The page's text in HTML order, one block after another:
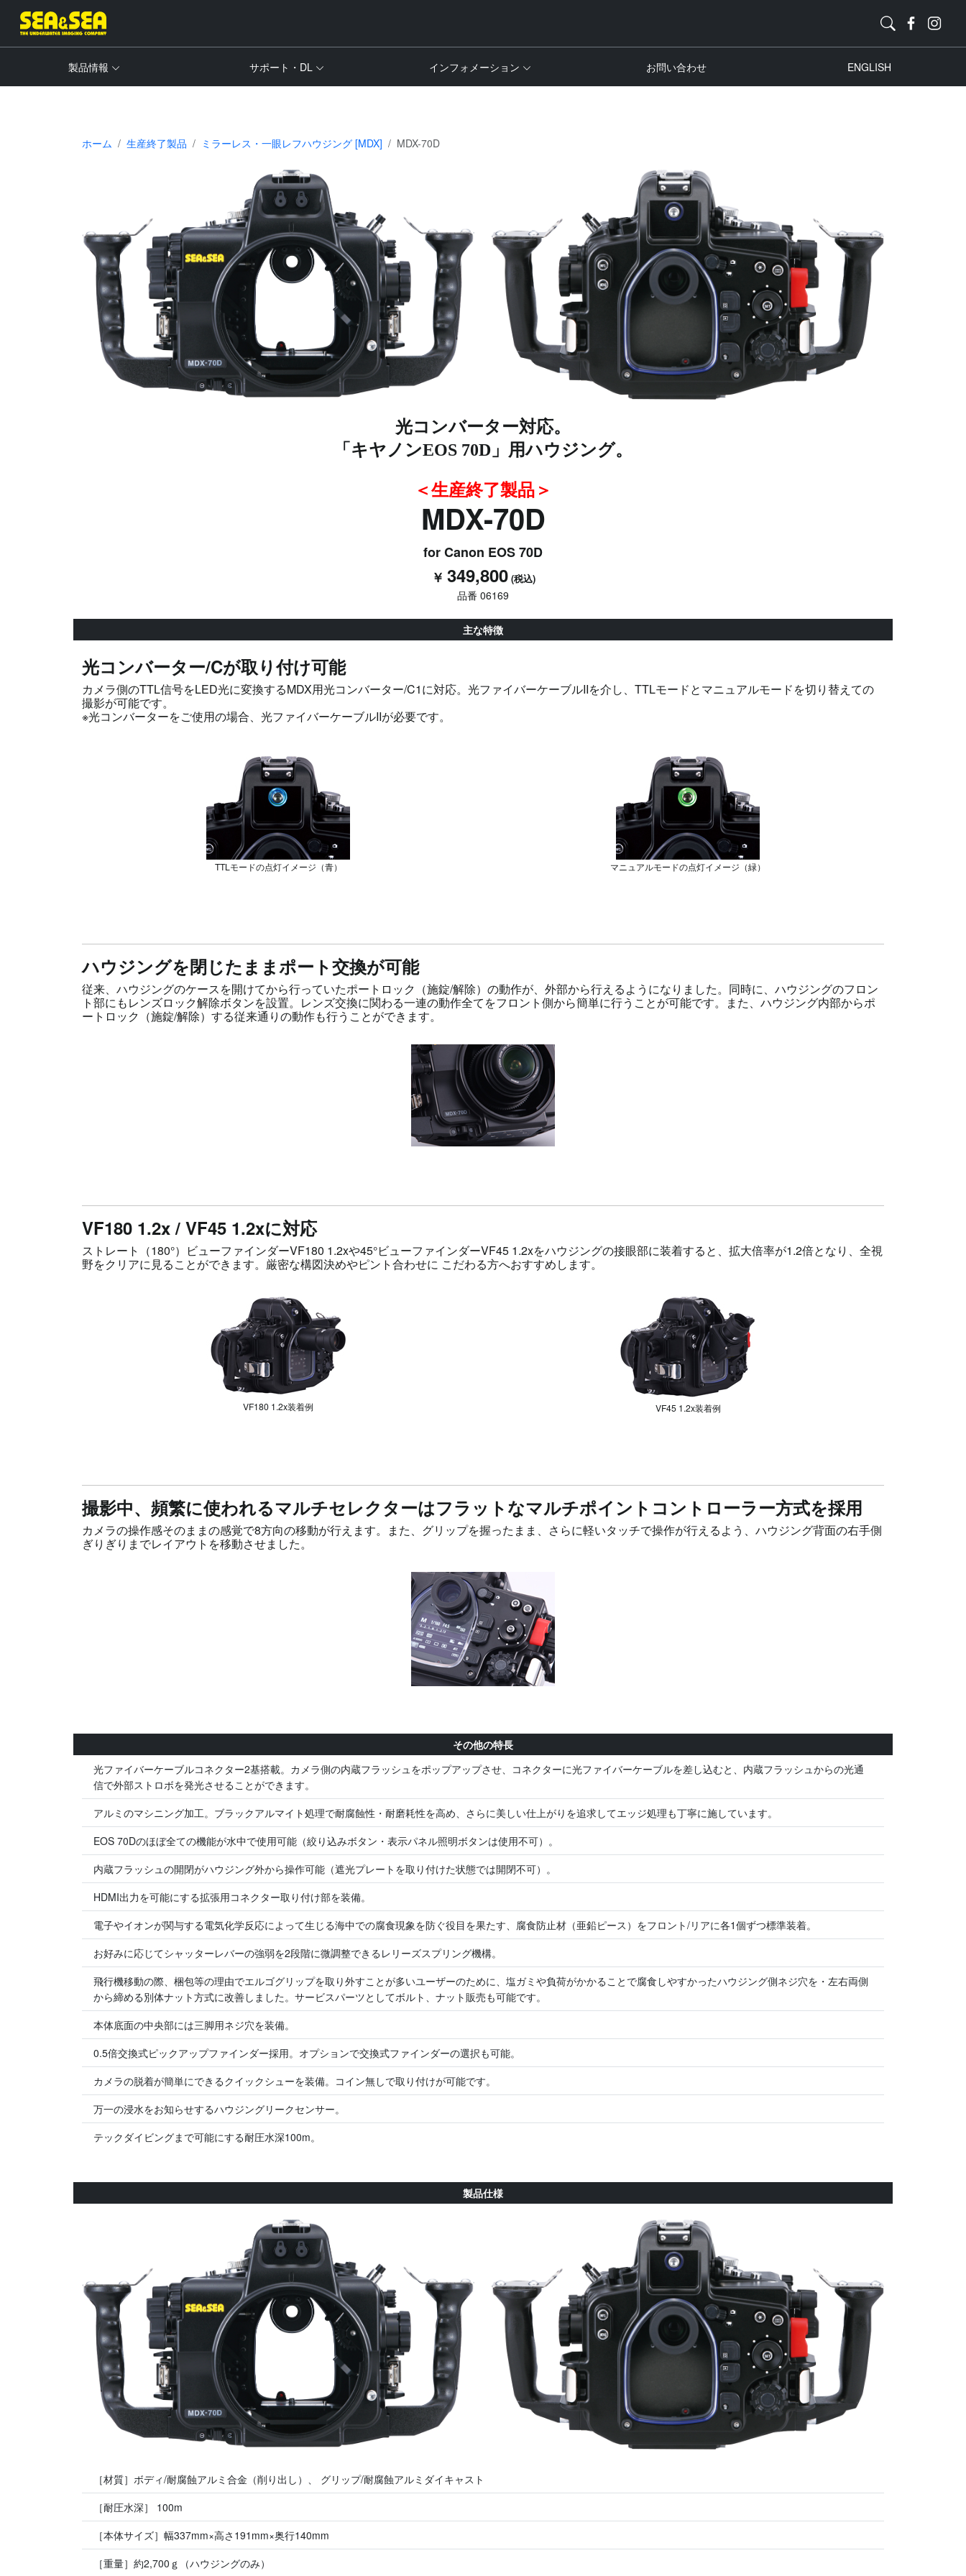
製品情報 サポート・DL インフォメーション お問い合わせ ENGLISH
ホーム 生産終了製品 ミラーレス・一眼レフハウジング [MDX] MDX-70D
光コンバーター対応。
「キヤノンEOS 70D」用ハウジング。
＜生産終了製品＞
MDX-70D
for Canon EOS 70D
￥ 349,800 (税込)
品番 06169
主な特徴
光コンバーター/Cが取り付け可能
カメラ側のTTL信号をLED光に変換するMDX用光コンバーター/C1に対応。光ファイバーケーブルIIを介し、TTLモードとマニュアルモードを切り替えての
撮影が可能です。
※光コンバーターをご使用の場合、光ファイバーケーブルIIが必要です。
TTLモードの点灯イメージ（青） マニュアルモードの点灯イメージ（緑）
ハウジングを閉じたままポート交換が可能
従来、ハウジングのケースを開けてから行っていたポートロック（施錠/解除）の動作が、外部から行えるようになりました。同時に、ハウジングのフロン
ト部にもレンズロック解除ボタンを設置。レンズ交換に関わる一連の動作全てをフロント側から簡単に行うことが可能です。また、ハウジング内部からポ
ートロック（施錠/解除）する従来通りの動作も行うことができます。
VF180 1.2x / VF45 1.2xに対応
ストレート（180°）ビューファインダーVF180 1.2xや45°ビューファインダーVF45 1.2xをハウジングの接眼部に装着すると、拡大倍率が1.2倍となり、全視
野をクリアに見ることができます。厳密な構図決めやピント合わせに こだわる方へおすすめします。
VF180 1.2x装着例 VF45 1.2x装着例
撮影中、頻繁に使われるマルチセレクターはフラットなマルチポイントコントローラー方式を採用
カメラの操作感そのままの感覚で8方向の移動が行えます。また、グリップを握ったまま、さらに軽いタッチで操作が行えるよう、ハウジング背面の右手側
ぎりぎりまでレイアウトを移動させました。
その他の特長
光ファイバーケーブルコネクター2基搭載。カメラ側の内蔵フラッシュをポップアップさせ、コネクターに光ファイバーケーブルを差し込むと、内蔵フラッシュからの光通
信で外部ストロボを発光させることができます。
アルミのマシニング加工。ブラックアルマイト処理で耐腐蝕性・耐磨耗性を高め、さらに美しい仕上がりを追求してエッジ処理も丁寧に施しています。
EOS 70Dのほぼ全ての機能が水中で使用可能（絞り込みボタン・表示パネル照明ボタンは使用不可）。
内蔵フラッシュの開閉がハウジング外から操作可能（遮光プレートを取り付けた状態では開閉不可）。
HDMI出力を可能にする拡張用コネクター取り付け部を装備。
電子やイオンが関与する電気化学反応によって生じる海中での腐食現象を防ぐ役目を果たす、腐食防止材（亜鉛ピース）をフロント/リアに各1個ずつ標準装着。
お好みに応じてシャッターレバーの強弱を2段階に微調整できるレリーズスプリング機構。
飛行機移動の際、梱包等の理由でエルゴグリップを取り外すことが多いユーザーのために、塩ガミや負荷がかかることで腐食しやすかったハウジング側ネジ穴を・左右両側
から締める別体ナット方式に改善しました。サービスパーツとしてボルト、ナット販売も可能です。
本体底面の中央部には三脚用ネジ穴を装備。
0.5倍交換式ピックアップファインダー採用。オプションで交換式ファインダーの選択も可能。
カメラの脱着が簡単にできるクイックシューを装備。コイン無しで取り付けが可能です。
万一の浸水をお知らせするハウジングリークセンサー。
テックダイビングまで可能にする耐圧水深100m。
製品仕様
［材質］ボディ/耐腐蝕アルミ合金（削り出し）、 グリップ/耐腐蝕アルミダイキャスト
［耐圧水深］ 100m
［本体サイズ］幅337mm×高さ191mm×奥行140mm
［重量］約2,700ｇ（ハウジングのみ）